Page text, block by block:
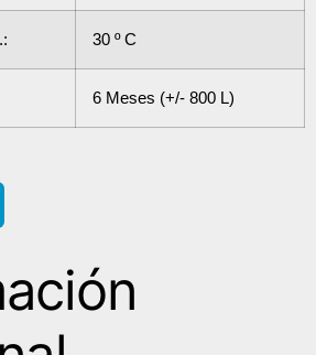
30 º C
6 Meses (+/- 800 L)